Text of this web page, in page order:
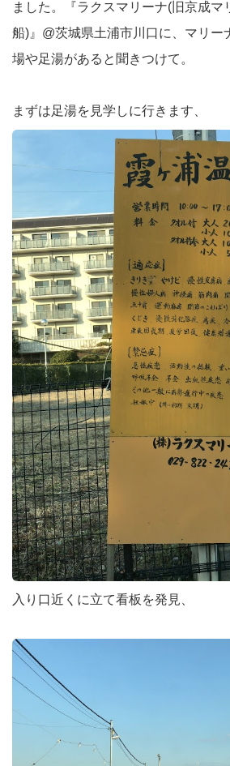
ました。『ラクスマリーナ(旧京成マ
船)』@茨城県土浦市川口に、マリー
場や足湯があると聞きつけて。
まずは足湯を見学しに行きます、
入り口近くに立て看板を発見、